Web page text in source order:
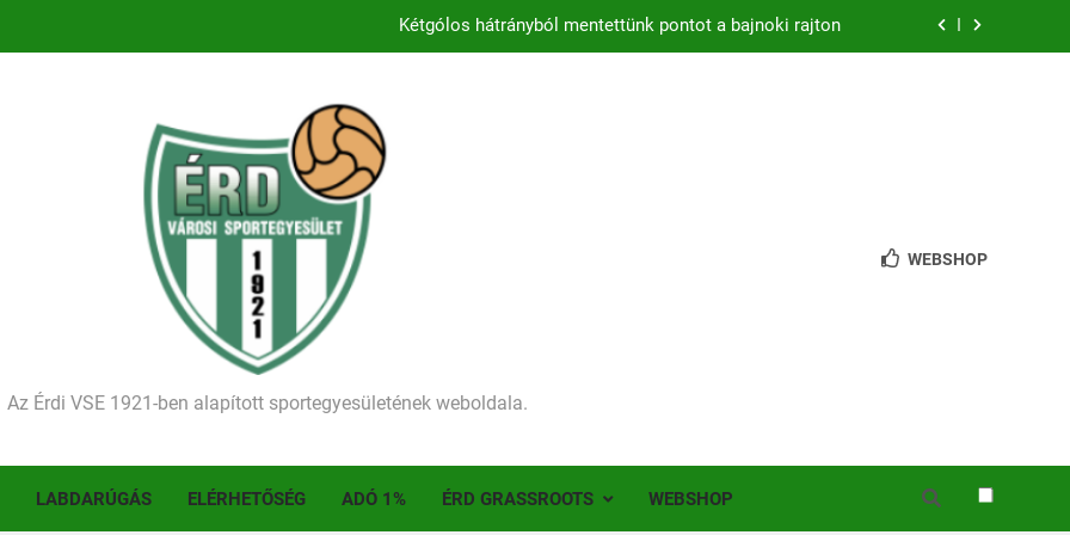
Kétgólos hátrányból mentettünk pontot a bajnoki rajton
Történelmet írt az I. Érdi Football Fesztivál – több mint 200 játékos lépett pályára Érden
Ellenfelünk visszalépése miatt játék nélkül jutottunk tovább a MOL Magyar Kupában
Kezdődik a 2026–2027-es szezon – hazai pályán rajtol az Érdi VSE!
Történelmet írt az I. Érdi Football Fesztivál – több mint 200 játékos lépett pályára Érden
Az Érdi VSE 1921-ben alapított sportegyesületének weboldala.
WEBSHOP
LABDARÚGÁS ELÉRHETŐSÉG ADÓ 1% ÉRD GRASSROOTS WEBSHOP